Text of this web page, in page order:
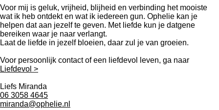
Voor mij is geluk, vrijheid, blijheid en verbinding het mooiste
wat ik heb ontdekt en wat ik iedereen gun. Ophelie kan je
helpen dat aan jezelf te geven. Met liefde kun je datgene
bereiken waar je naar verlangt.
Laat de liefde in jezelf bloeien, daar zul je van groeien.
Voor persoonlijk contact of een liefdevol leven, ga naar
Liefdevol >
Liefs Miranda
06 3058 4645
miranda@ophelie.nl